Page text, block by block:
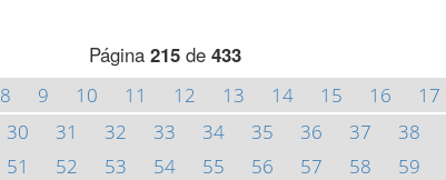
Página 215de 433
8 9 10 11 12 13 14 15 16 17
30 31 32 33 34 35 36 37 38
51 52 53 54 55 56 57 58 59